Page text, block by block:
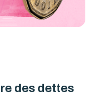
des dettes